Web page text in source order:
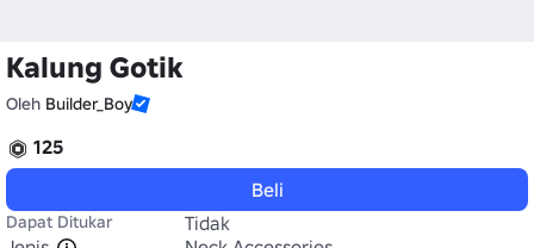
Kalung Gotik
Oleh Builder_Boy
125
Beli
Dapat Ditukar
Tidak